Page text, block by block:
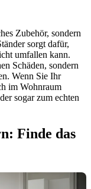
Zubehör, sondern
sorgt dafür,
umfallen kann.
Schäden, sondern
Wenn Sie Ihr
im Wohnraum
sogar zum echten
Finde das